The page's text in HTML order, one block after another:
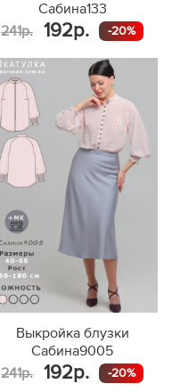
Сабина133
241р.
192р. -20%
Выкройка блузки
Сабина9005
241р.
192р. -20%